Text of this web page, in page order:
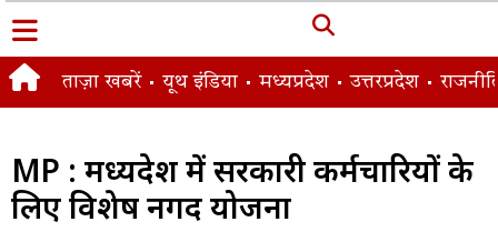
ताज़ा खबरें यूथ इंडिया मध्यप्रदेश उत्तरप्रदेश
MP : मध्यप्रदेश में सरकारी कर्मचारियों के
लिए विशेष नगद योजना